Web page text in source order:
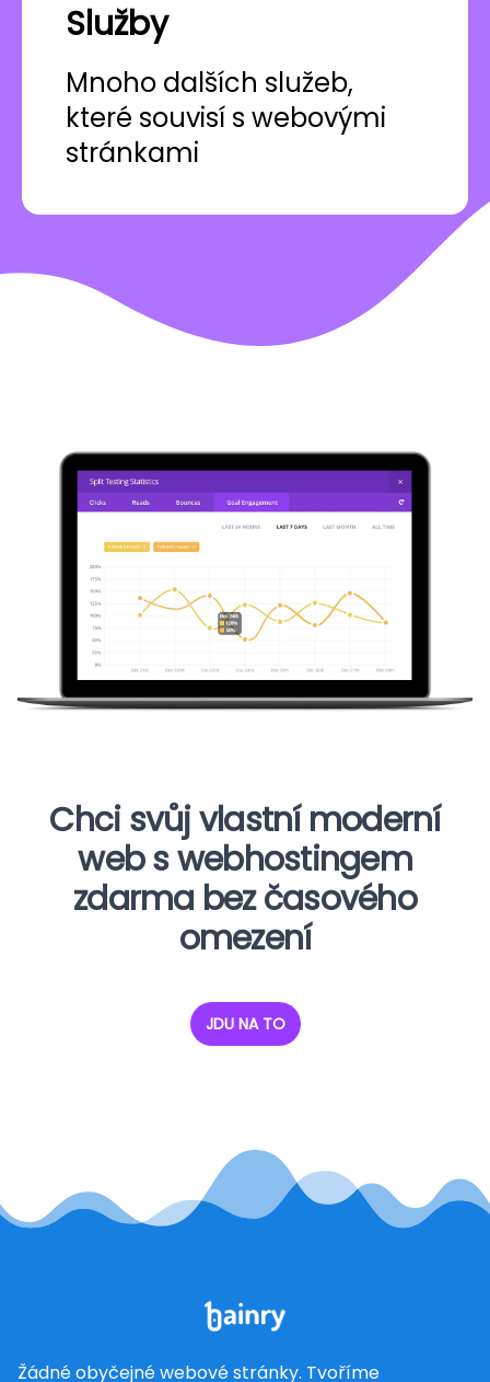
Služby
Mnoho dalších služeb,
které souvisí s webovými
stránkami
Chci svůj vlastní moderní
web s webhostingem
zdarma bez časového
omezení
JDU NA TO
Žádné obyčejné webové stránky. Tvoříme